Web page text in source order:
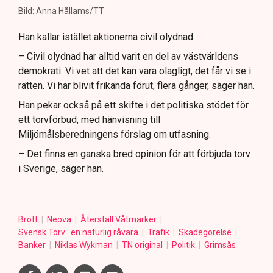
Bild: Anna Hållams/TT
Han kallar istället aktionerna civil olydnad.
– Civil olydnad har alltid varit en del av västvärldens
demokrati. Vi vet att det kan vara olagligt, det får vi se i
rätten. Vi har blivit frikända förut, flera gånger, säger han.
Han pekar också på ett skifte i det politiska stödet för
ett torvförbud, med hänvisning till
Miljömålsberedningens förslag om utfasning.
– Det finns en ganska bred opinion för att förbjuda torv
i Sverige, säger han.
Brott Neova
Återställ Våtmarker
Svensk Torv : en naturlig råvara
Trafik
Skadegörelse
Banker
Niklas Wykman TN original Politik Grimsås